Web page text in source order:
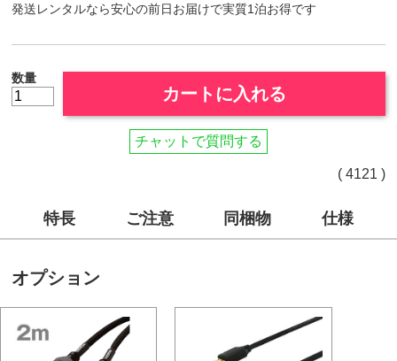
発送レンタルなら安心の前日お届けで実質1泊お得です
数量
カートに入れる
チャットで質問する
( 4121 )
特長 ご注意 同梱物 仕様
オプション